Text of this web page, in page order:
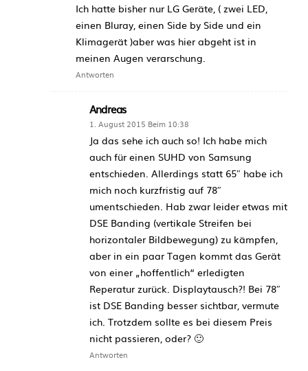
Ich hatte bisher nur LG Geräte, ( zwei LED,
einen Bluray, einen Side by Side und ein
Klimagerät )aber was hier abgeht ist in
meinen Augen verarschung.
Antworten
Andreas
1. August 2015 Beim 10:38
Ja das sehe ich auch so! Ich habe mich
auch für einen SUHD von Samsung
entschieden. Allerdings statt 65″ habe ich
mich noch kurzfristig auf 78″
umentschieden. Hab zwar leider etwas mit
DSE Banding (vertikale Streifen bei
horizontaler Bildbewegung) zu kämpfen,
aber in ein paar Tagen kommt das Gerät
von einer „hoffentlich“ erledigten
Reperatur zurück. Displaytausch?! Bei 78″
ist DSE Banding besser sichtbar, vermute
ich. Trotzdem sollte es bei diesem Preis
nicht passieren, oder? 🙂
Antworten